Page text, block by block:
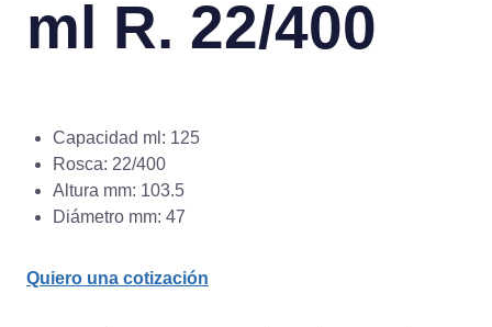
ml R. 22/400
Capacidad ml: 125
Rosca: 22/400
Altura mm: 103.5
Diámetro mm: 47
Quiero una cotización